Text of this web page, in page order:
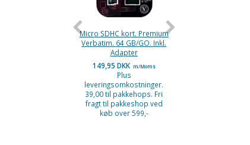
Micro SDHC kort. Premium
Verbatim. 64 GB/GO. Inkl.
Adapter
149,95 DKK m/Moms
Plus
leveringsomkostninger.
39,00 til pakkehops. Fri
fragt til pakkeshop ved
køb over 599,-